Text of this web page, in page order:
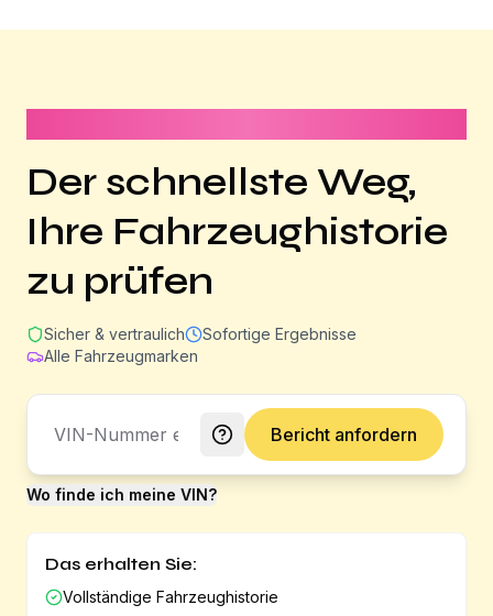
Der schnellste Weg,
Ihre Fahrzeughistorie
zu prüfen
Sicher & vertraulich
Sofortige Ergebnisse
Alle Fahrzeugmarken
Bericht anfordern
Wo finde ich meine VIN?
Das erhalten Sie:
Vollständige Fahrzeughistorie